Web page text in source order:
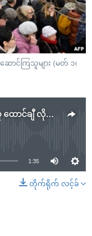
ောင်ကြသူများ (မတ် ၁၊
Alexey Navalny နောက်ဆုံးခရီး လူ ထောင်ချီ လိုက်ပါပို့ဆောင်
available
1:35
တိုက်ရိုက် လင့်ခ်